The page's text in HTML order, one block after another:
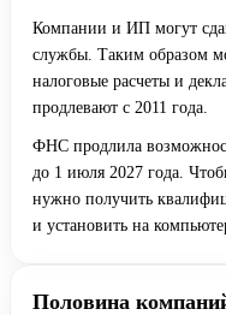
Компании и ИП могут
службы. Таким образом
налоговые расчеты и
продлевают с 2011 года.
ФНС продлила
до 1 июля 2027 года.
нужно получить
и установить на
Половина